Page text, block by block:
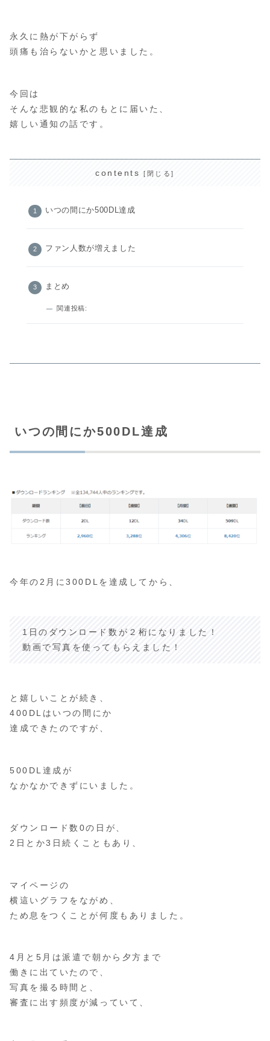
永久に熱が下がらず
頭痛も治らないかと思いました。
今回は
そんな悲観的な私のもとに届いた、
嬉しい通知の話です。
contents
いつの間にか500DL達成
ファン人数が増えました
まとめ
関連投稿:
いつの間にか500DL達成
今年の2月に300DLを達成してから、
1日のダウンロード数が２桁になりました！
動画で写真を使ってもらえました！
と嬉しいことが続き、
400DLはいつの間にか
達成できたのですが、
500DL達成が
なかなかできずにいました。
ダウンロード数0の日が、
2日とか3日続くこともあり、
マイページの
横這いグラフをながめ、
ため息をつくことが何度もありました。
4月と5月は派遣で朝から夕方まで
働きに出ていたので、
写真を撮る時間と、
審査に出す頻度が減っていて、